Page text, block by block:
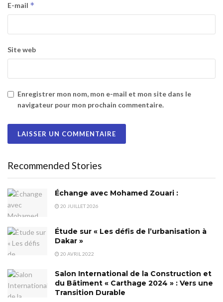
E-mail *
Site web
Enregistrer mon nom, mon e-mail et mon site dans le
navigateur pour mon prochain commentaire.
Recommended Stories
Échange avec Mohamed Zouari :
20 JUILLET 2026
Étude sur « Les défis de l’urbanisation à
Dakar »
20 AVRIL 2022
Salon International de la Construction et
du Bâtiment « Carthage 2024 » : Vers une
Transition Durable